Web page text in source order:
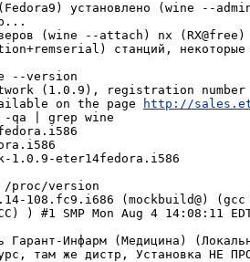
(Fedora9) установлено (wine --
(wine --attach) nx (RX@free)
станций,
--version
(1.0.9), registration number
on the page
http://
-qa | grep wine
1.0.9-eter14fedora.i586
/proc/version
108.fc9.i686 (mockbuild@) (gcc
) #1 SMP Mon Aug 4 14:08:11
Гарант-Инфарм (Медицина)
там же дистр, Установка НЕ